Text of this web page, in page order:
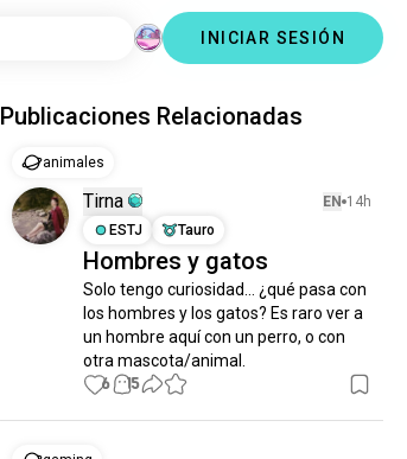
INICIAR SESIÓN
Publicaciones Relacionadas
animales
Tirna EN 14h
ESTJ
Tauro
Hombres y gatos
Solo tengo curiosidad… ¿qué pasa con
los hombres y los gatos? Es raro ver a
un hombre aquí con un perro, o con
otra mascota/animal.
6 15